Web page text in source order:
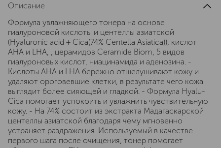
Описание
Формула увлажняющего тонера на основе
гиалуроновой кислоты и центеллы азиатской
(Hyaluronic acid + Cica(74% Centella Asiatica)), кислот
AHA и LHA, , церамидов Ceramide Biom, 5 видов
гиалуроновых кислот, ниацинамида и аденозина. -
Кислоты AHA и LHA бережно отшелушивают кожу и
удаляют ороговевшие клетки, в результате чего кожа
выглядит более сияющей и гладкой. - Формула Hyalu-
Cica помогает успокоить и увлажнить чувствительную
кожу. - На 74% состоит из экстракта Мадагаскарской
центеллы азиатской благодаря чему мгновенно
устраняет раздражения. Используемый в качестве
первого шага после очищения, тонер помогает